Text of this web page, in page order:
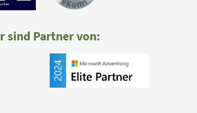
sind Partner von: